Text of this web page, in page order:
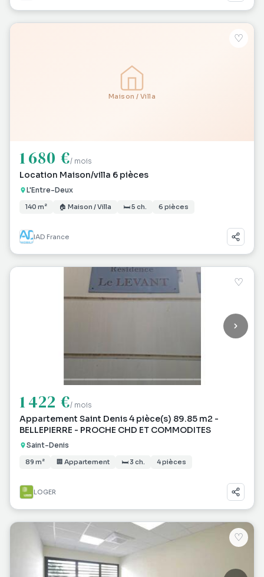
Maison / Villa
♡
1 680 €/ mois
Location Maison/villa 6 pièces
L'Entre-Deux
140 m² 🏠 Maison / Villa 🛏 5 ch. 6 pièces
IAD France
♡
1 422 €/ mois
Appartement Saint Denis 4 pièce(s) 89.85 m2 -
BELLEPIERRE - PROCHE CHD ET COMMODITES
Saint-Denis
89 m² 🏢 Appartement 🛏 3 ch. 4 pièces
LOGER
♡